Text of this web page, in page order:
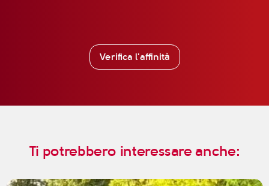
Verifica l'affinità
Ti potrebbero interessare anche: